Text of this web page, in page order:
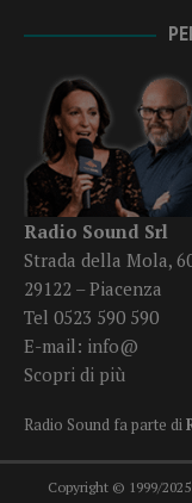
Radio Sound Srl
Strada della Mola,
29122 – Piacenza
Tel 0523 590 590
E-mail: info@
Scopri di più
Radio Sound fa parte di
Copyright © 1999/